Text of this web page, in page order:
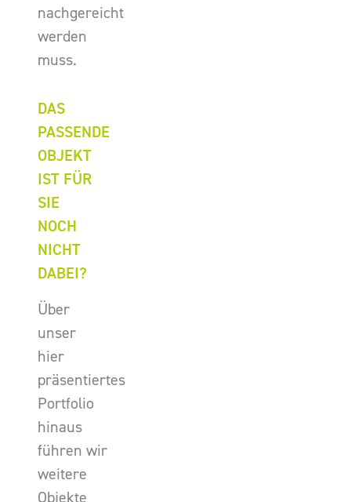
nachgereicht
werden
muss.
DAS
PASSENDE
OBJEKT
IST FÜR
SIE
NOCH
NICHT
DABEI?
Über
unser
hier
präsentiertes
Portfolio
hinaus
führen wir
weitere
Objekte